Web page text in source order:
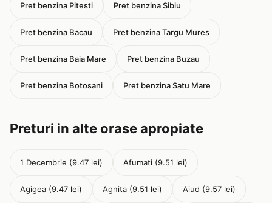
Pret benzina Pitesti Pret benzina Sibiu
Pret benzina Bacau Pret benzina Targu Mures
Pret benzina Baia Mare Pret benzina Buzau
Pret benzina Botosani Pret benzina Satu Mare
Preturi in alte orase apropiate
1 Decembrie (9.47 lei) Afumati (9.51 lei)
Agigea (9.47 lei) Agnita (9.51 lei) Aiud (9.57 lei)